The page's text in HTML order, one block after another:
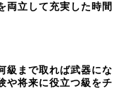
両立して充実した時間
級まで取れば武器にな
や将来に役立つ級をチ